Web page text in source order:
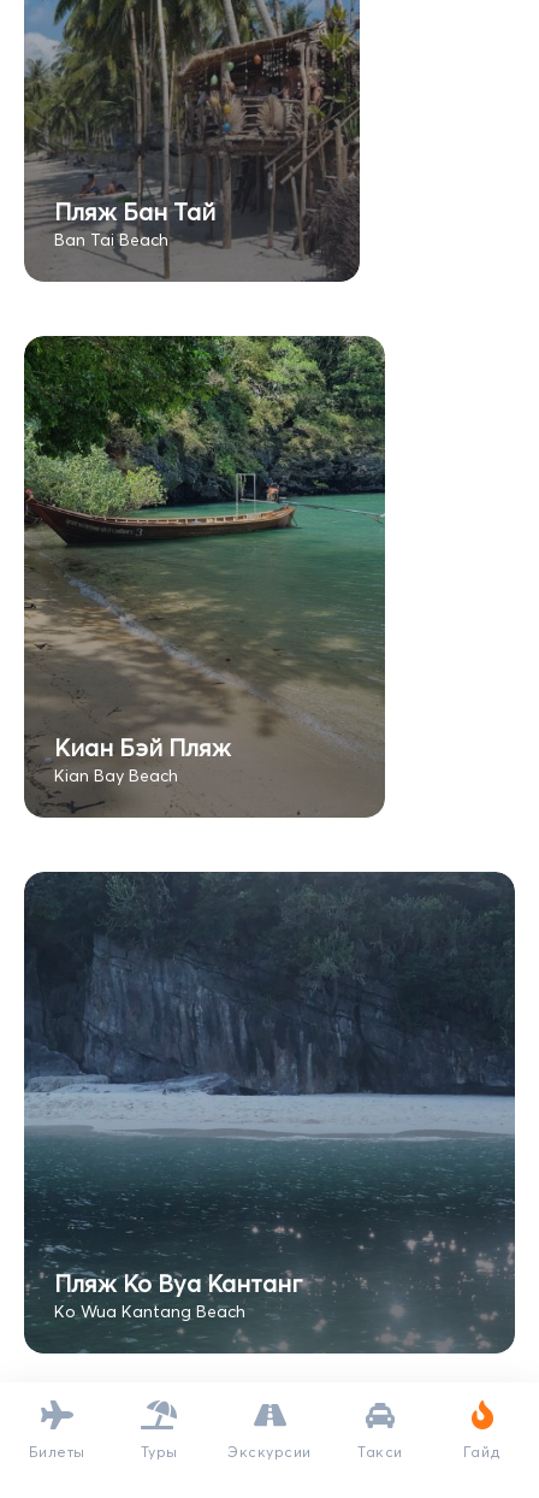
Пляж Бан Тай
Ban Tai Beach
Киан Бэй Пляж
Kian Bay Beach
Пляж Ко Вуа Кантанг
Ko Wua Kantang Beach
Билеты Туры Экскурсии Такси Гайд